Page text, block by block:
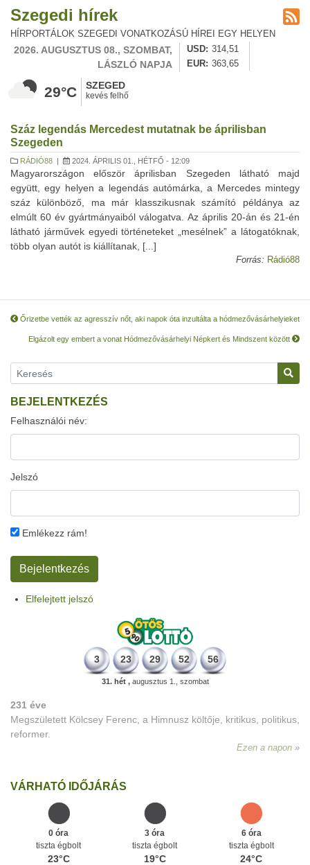
Szegedi hírek
HÍRPORTÁLOK SZEGEDI VONATKOZÁSÚ HÍREI EGY HELYEN
2026. AUGUSZTUS 08., SZOMBAT,
LÁSZLÓ NAPJA
USD
314,51
EUR
363,65
29°C SZEGED
kevés felhő
Száz legendás Mercedest mutatnak be áprilisban
Szegeden
RÁDIÓ88 | 2024. ÁPRILIS 01., HÉTFŐ - 12:09
Magyarországon először áprilisban Szegeden látható majd
együtt, egy helyen a legendás autómárka, a Mercedes mintegy
száz különböző, ma már klasszikusnak számító példánya az
elmúlt 60 év gyártmányaiból válogatva. Az április 20-án és 21-én
látható járművek egyedi történeteket „mesélnek” a látogatóknak,
több olyan autót is kiállítanak, [...]
Forrás: Rádió88
Őrizetbe vették az agresszív nőt, aki napok óta inzultálta a hódmezővásárhelyieket
Elgázolt egy embert a vonat Hódmezővásárhelyi Népkert és Mindszent között
BEJELENTKEZÉS
Felhasználói név:
Jelszó
Emlékezz rám!
Elfelejtett jelszó
3 23 29 52 56
31. hét ,augusztus 1., szombat
231 éve
Megszületett Kölcsey Ferenc, a Himnusz költője, kritikus, politikus,
reformer.
Ezen a napon
VÁRHATÓ IDŐJÁRÁS
0 óra
tiszta égbolt
23°C
3 óra
tiszta égbolt
19°C
6 óra
tiszta égbolt
24°C